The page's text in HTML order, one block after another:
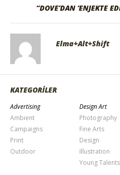
“DOVE’DAN ‘ENJEKTE
Elma+Alt+Shift
KATEGORİLER
Advertising
Ambient
Campaigns
Print
Outdoor
Design Art
Photography
Fine Arts
Design
Illustration
Young Talents